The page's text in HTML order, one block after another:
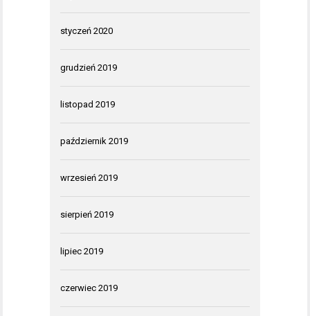
styczeń 2020
grudzień 2019
listopad 2019
październik 2019
wrzesień 2019
sierpień 2019
lipiec 2019
czerwiec 2019